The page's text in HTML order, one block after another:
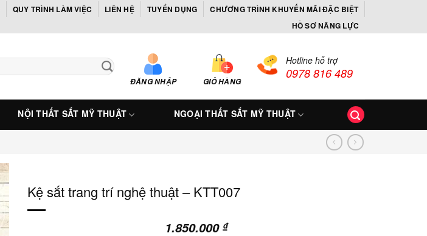
QUY TRÌNH LÀM VIỆC LIÊN HỆ TUYỂN DỤNG
CHƯƠNG TRÌNH KHUYẾN MÃI ĐẶC BIỆT
HỒ SƠ NĂNG LỰC
ĐĂNG NHẬP GIỎ HÀNG
Hotline hỗ trợ
0978 816 489
NỘI THẤT SẮT MỸ THUẬT NGOẠI THẤT SẮT MỸ THUẬT
Kệ sắt trang trí nghệ thuật – KTT007
1.850.000 ₫